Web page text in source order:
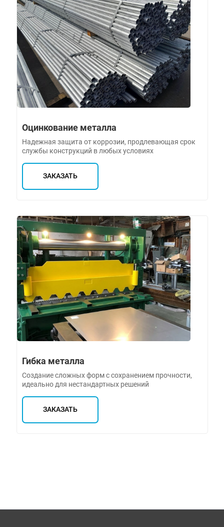
Оцинкование металла
Надежная защита от коррозии, продлевающая срок
службы конструкций в любых условиях
ЗАКАЗАТЬ
Гибка металла
Создание сложных форм с сохранением прочности,
идеально для нестандартных решений
ЗАКАЗАТЬ